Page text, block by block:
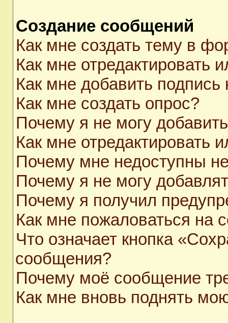
Создание сообщений
Как мне создать тему в
Как мне отредактировать
Как мне добавить
Как мне создать опрос?
Почему я не могу
Как мне отредактировать
Почему мне недоступны
Почему я не могу
Почему я получил
Как мне пожаловаться на
Что означает кнопка
сообщения?
Почему моё сообщение
Как мне вновь поднять